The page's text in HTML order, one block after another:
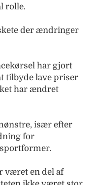
rolle.
der ændringer
har gjort
tilbyde lave priser
har ændret
især efter
for
været en del af